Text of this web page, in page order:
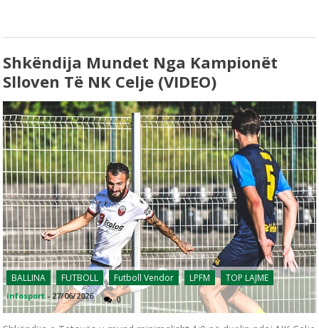
Shkëndija Mundet Nga Kampionët
Slloven Të NK Celje (VIDEO)
BALLINA FUTBOLL Futboll Vendor LPFM TOP LAJME
infosport - 27/06/2026 0